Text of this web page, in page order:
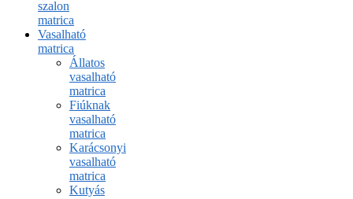
szalon
matrica
Vasalható
matrica
Állatos
vasalható
matrica
Fiúknak
vasalható
matrica
Karácsonyi
vasalható
matrica
Kutyás